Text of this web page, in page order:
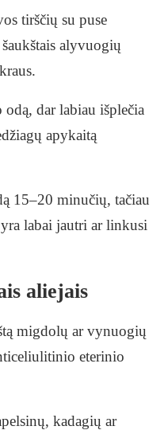
tirščių su puse
alyvuogių
dar labiau išplečia
apykaitą
15–20 minučių, tačiau
labai jautri ar linkusi
aliejais
migdolų ar vynuogių
eterinio
kadagių ar